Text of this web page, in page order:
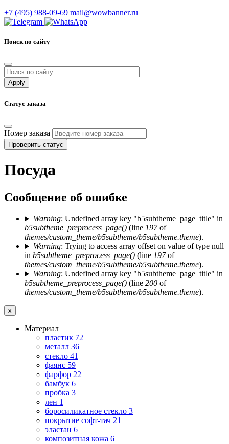
+7 (495) 988-09-69 mail@wowbanner.ru
Поиск по сайту
Статус заказа
Номер заказа
Проверить статус
Посуда
Сообщение об ошибке
Warning: Undefined array key "b5subtheme_page_title" in
b5subtheme_preprocess_page() (line 197of
themes/custom_theme/b5subtheme/b5subtheme.theme).
Warning: Trying to access array offset on value of type null
in b5subtheme_preprocess_page() (line 197of
themes/custom_theme/b5subtheme/b5subtheme.theme).
Warning: Undefined array key "b5subtheme_page_title" in
b5subtheme_preprocess_page() (line 200 of
themes/custom_theme/b5subtheme/b5subtheme.theme).
x
Материал
пластик 72
металл 36
стекло 41
фаянс 59
фарфор 22
бамбук 6
пробка 3
лен 1
боросиликатное стекло 3
покрытие софт-тач 21
эластан 6
композитная кожа 6